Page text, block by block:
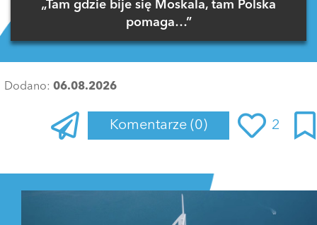
„Tam gdzie bije się Moskala, tam Polska
pomaga…”
Dodano: 06.08.2026
Komentarze (0) 2